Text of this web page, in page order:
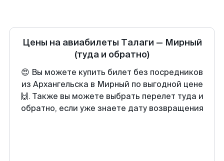
Цены на авиабилеты Талаги — Мирный
(туда и обратно)
😍 Вы можете купить билет без посредников
из Архангельска в Мирный по выгодной цене
🙌. Также вы можете выбрать перелет туда и
обратно, если уже знаете дату возвращения